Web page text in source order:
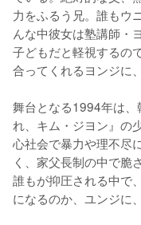
力をふるう兄。誰もウ
んな中彼女は塾講師・
子どもだと軽視するの
合ってくれるヨンジに
舞台となる1994年は、
れ、キム・ジヨン』の
心社会で暴力や理不尽
く、家父長制の中で脆
誰もが抑圧される中で
になるのか、ユンジに